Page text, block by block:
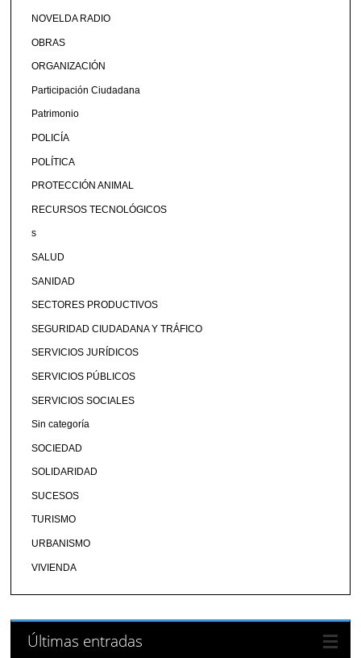
NOVELDA RADIO
OBRAS
ORGANIZACIÓN
Participación Ciudadana
Patrimonio
POLICÍA
POLÍTICA
PROTECCIÓN ANIMAL
RECURSOS TECNOLÓGICOS
s
SALUD
SANIDAD
SECTORES PRODUCTIVOS
SEGURIDAD CIUDADANA Y TRÁFICO
SERVICIOS JURÍDICOS
SERVICIOS PÚBLICOS
SERVICIOS SOCIALES
Sin categoría
SOCIEDAD
SOLIDARIDAD
SUCESOS
TURISMO
URBANISMO
VIVIENDA
Últimas entradas